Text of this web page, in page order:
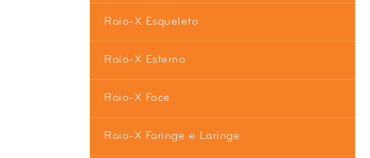
Raio-X Esqueleto
Raio-X Esterno
Raio-X Face
Raio-X Faringe e Laringe